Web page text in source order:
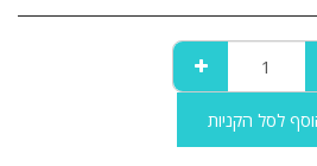
לסל הקניות